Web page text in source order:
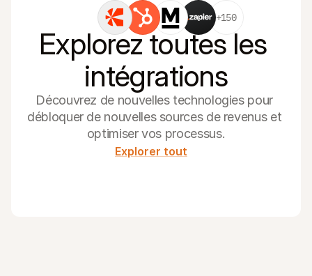
+150
Explorez toutes les
intégrations
Découvrez de nouvelles technologies pour
débloquer de nouvelles sources de revenus et
optimiser vos processus.
Explorer tout